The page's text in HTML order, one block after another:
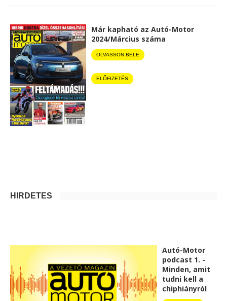
Már kapható az Autó-Motor
2024/Március száma
OLVASSON BELE
ELŐFIZETÉS
HIRDETÉS
Autó-Motor
podcast 1. -
Minden, amit
tudni kell a
chiphiányról